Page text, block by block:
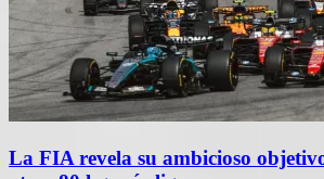
La FIA revela su ambicioso